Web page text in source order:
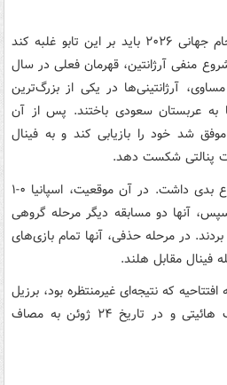
اگرچه برزیل برای قهرمانی در جام جهانی ۲۰۲۶ باید بر این تابو غلبه کند
شروع منفی آرژانتین، قهرمان فعلی در سال
مساوی، آرژانتینی‌ها در یکی از بزرگ‌ترین
به عربستان سعودی باختند. پس از آن
شد خود را بازیابی کند و به فینال
پنالتی شکست دهد.
در سال ۲۰۱۰، قهرمان نیز شروع بدی داشت. در آن موقعیت، اسپانیا ۰-۱
آنها دو مسابقه دیگر مرحله گروهی
در مرحله حذفی، آنها تمام بازی‌های
که نتیجه‌ای غیرمنتظره بود، برزیل
همچنان جمعه آینده به مصاف هائیتی و در تاریخ ۲۴ ژوئن به مصاف